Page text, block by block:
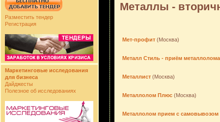
Разместить тендер
Регистрация
Маркетинговые исследования
для бизнеса
Дайджесты
Полезное об исследованиях
Металлы -
Мет-профит (Москва)
Металл Стиль - приём
Металлист (Москва)
Металлолом Плюс (Москва)
Металлолом прием с самовывозом